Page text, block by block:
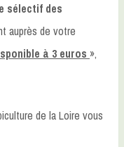
sélectif des
auprès de votre
à 3 euros »,
de la Loire vous